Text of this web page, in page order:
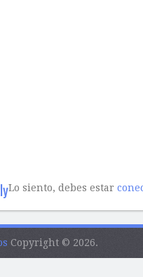
Lo siento, debes estar
Copyright © 2026.